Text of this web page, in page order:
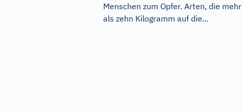
Menschen zum Opfer. Arten, die mehr
als zehn Kilogramm auf die...